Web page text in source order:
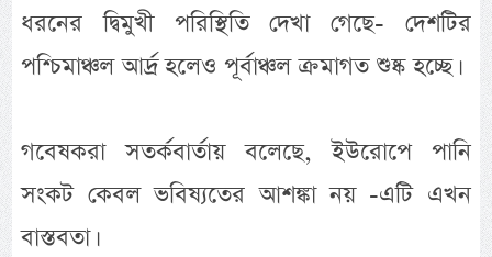
ধরনের দ্বিমুখী পরিস্থিতি দেখা গেছে- দেশটির
পশ্চিমাঞ্চল আর্দ্র হলেও পূর্বাঞ্চল ক্রমাগত শুষ্ক হচ্ছে।
গবেষকরা সতর্কবার্তায় বলেছে, ইউরোপে পানি
সংকট কেবল ভবিষ্যতের আশঙ্কা নয় -এটি এখন
বাস্তবতা।